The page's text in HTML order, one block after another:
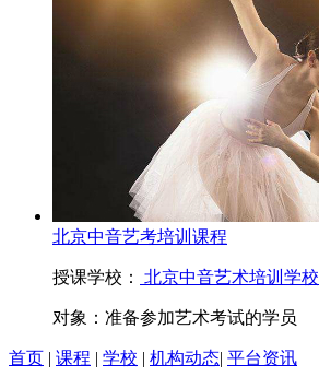
北京中音艺考培训课程
授课学校： 北京中音艺术培训学校
对象： 准备参加艺术考试的学员
首页 课程 学校 机构动态 平台资讯